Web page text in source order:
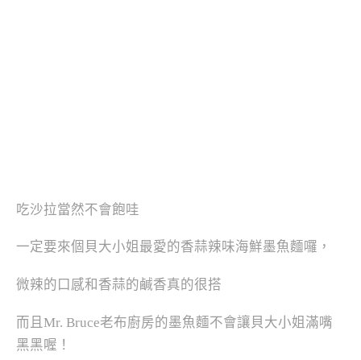
吃沙拉當然不會飽哇
一定要來個貝大小姐最愛的香蒜辣味海鮮墨魚麵囉，
微辣的口感和香蒜的鹹香真的很搭
而且Mr. Bruce老布廚房的墨魚麵不會讓貝大小姐滿嘴
黑黑喔！